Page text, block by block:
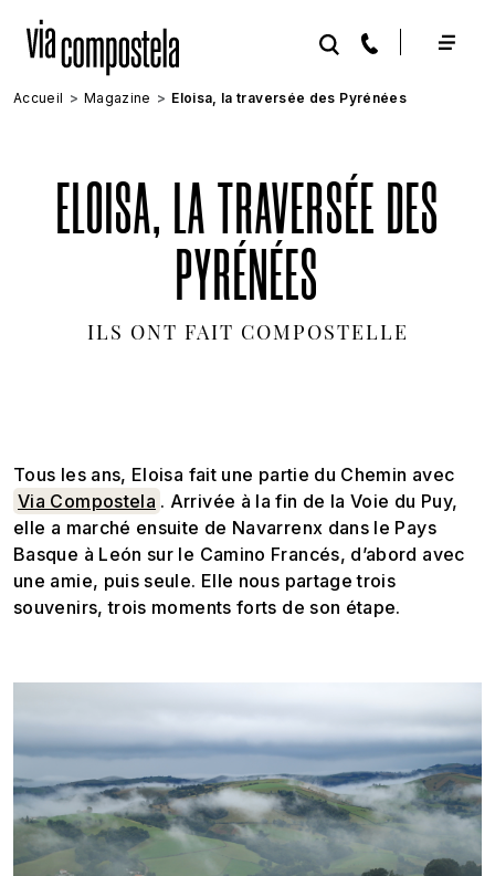
Accueil Magazine Eloisa, la traversée des Pyrénées
ELOISA, LA TRAVERSÉE DES
PYRÉNÉES
ILS ONT FAIT COMPOSTELLE
Tous les ans, Eloisa fait une partie du Chemin avec
Via Compostela . Arrivée à la fin de la Voie du Puy,
elle a marché ensuite de Navarrenx dans le Pays
Basque à León sur le Camino Francés, d’abord avec
une amie, puis seule. Elle nous partage trois
souvenirs, trois moments forts de son étape.